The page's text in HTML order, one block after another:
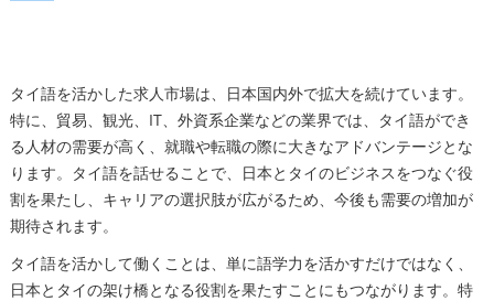
タイ語を活かした求人市場は、日本国内外で拡大を続けています。
特に、貿易、観光、IT、外資系企業などの業界では、タイ語ができ
る人材の需要が高く、就職や転職の際に大きなアドバンテージとな
ります。タイ語を話せることで、日本とタイのビジネスをつなぐ役
割を果たし、キャリアの選択肢が広がるため、今後も需要の増加が
期待されます。
タイ語を活かして働くことは、単に語学力を活かすだけではなく、
日本とタイの架け橋となる役割を果たすことにもつながります。特